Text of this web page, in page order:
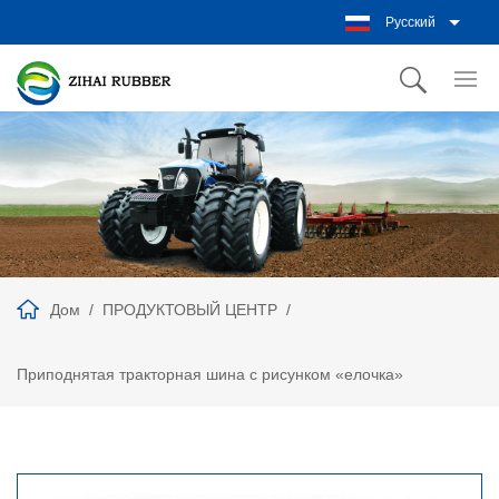
Русский
Дом ПРОДУКТОВЫЙ ЦЕНТР
Приподнятая тракторная шина с рисунком «елочка»